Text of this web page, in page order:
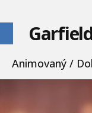
Animovaný /